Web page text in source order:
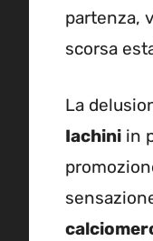
partenza,
scorsa
La
Iachini in